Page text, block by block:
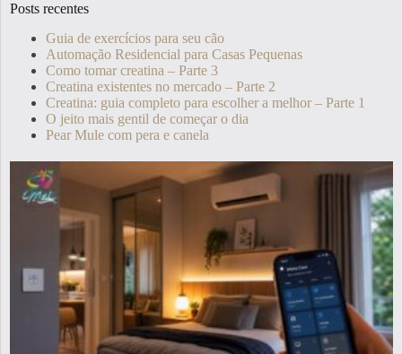
Posts recentes
Guia de exercícios para seu cão
Automação Residencial para Casas Pequenas
Como tomar creatina – Parte 3
Creatina existentes no mercado – Parte 2
Creatina: guia completo para escolher a melhor – Parte 1
O jeito mais gentil de começar o dia
Pear Mule com pera e canela